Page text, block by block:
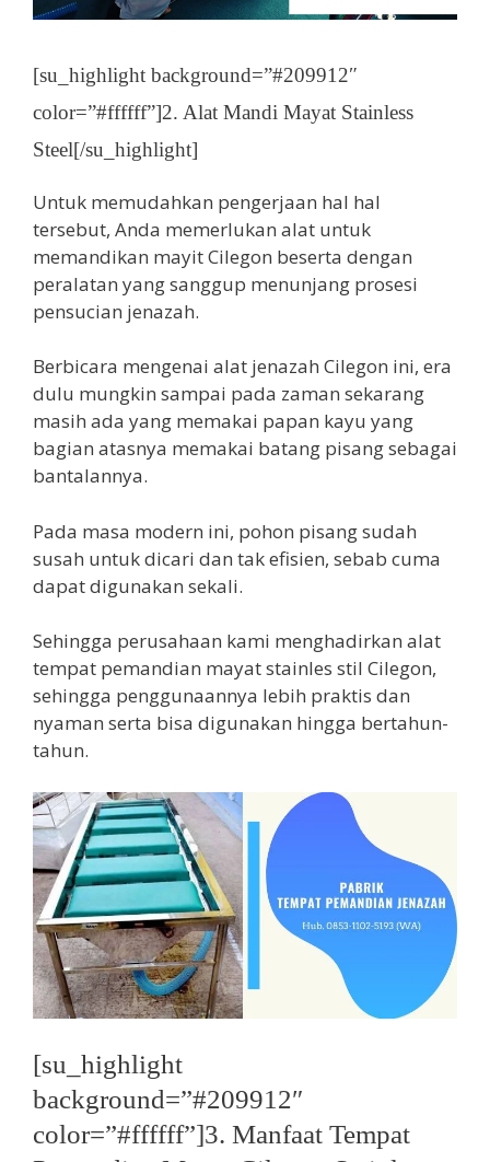
[su_highlight background=”#209912″
color=”#ffffff”]2. Alat Mandi Mayat Stainless
Steel[/su_highlight]
Untuk memudahkan pengerjaan hal hal
tersebut, Anda memerlukan alat untuk
memandikan mayit Cilegon beserta dengan
peralatan yang sanggup menunjang prosesi
pensucian jenazah.
Berbicara mengenai alat jenazah Cilegon ini, era
dulu mungkin sampai pada zaman sekarang
masih ada yang memakai papan kayu yang
bagian atasnya memakai batang pisang sebagai
bantalannya.
Pada masa modern ini, pohon pisang sudah
susah untuk dicari dan tak efisien, sebab cuma
dapat digunakan sekali.
Sehingga perusahaan kami menghadirkan alat
tempat pemandian mayat stainles stil Cilegon,
sehingga penggunaannya lebih praktis dan
nyaman serta bisa digunakan hingga bertahun-
tahun.
[su_highlight
background=”#209912″
color=”#ffffff”]3. Manfaat Tempat